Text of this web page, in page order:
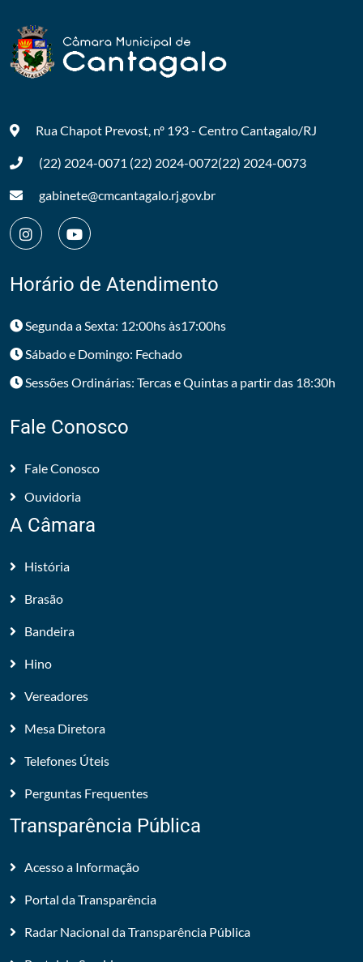
Rua Chapot Prevost, nº 193 - CentroCantagalo/RJ
(22) 2024-0071 (22) 2024-0072(22) 2024-0073
gabinete@cmcantagalo.rj.gov.br
Horário de Atendimento
Segunda a Sexta: 12:00hs às17:00hs
Sábado e Domingo: Fechado
Sessões Ordinárias: Tercas e Quintas a partir das 18:30h
Fale Conosco
Fale Conosco
Ouvidoria
A Câmara
História
Brasão
Bandeira
Hino
Vereadores
Mesa Diretora
Telefones Úteis
Perguntas Frequentes
Transparência Pública
Acesso a Informação
Portal da Transparência
Radar Nacional da Transparência Pública